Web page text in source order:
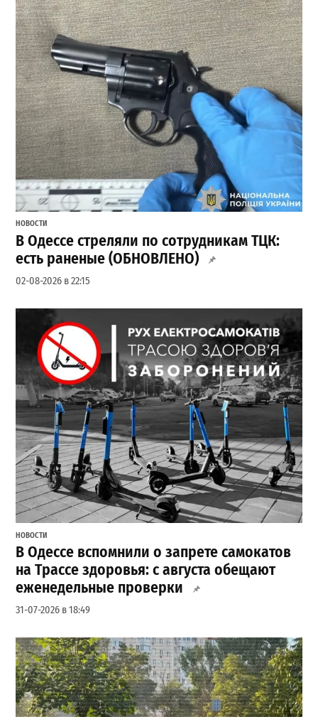
НОВОСТИ
В Одессе стреляли по сотрудникам ТЦК:
есть раненые (ОБНОВЛЕНО)
02-08-2026 в 22:15
НОВОСТИ
В Одессе вспомнили о запрете самокатов
на Трассе здоровья: с августа обещают
еженедельные проверки
31-07-2026 в 18:49